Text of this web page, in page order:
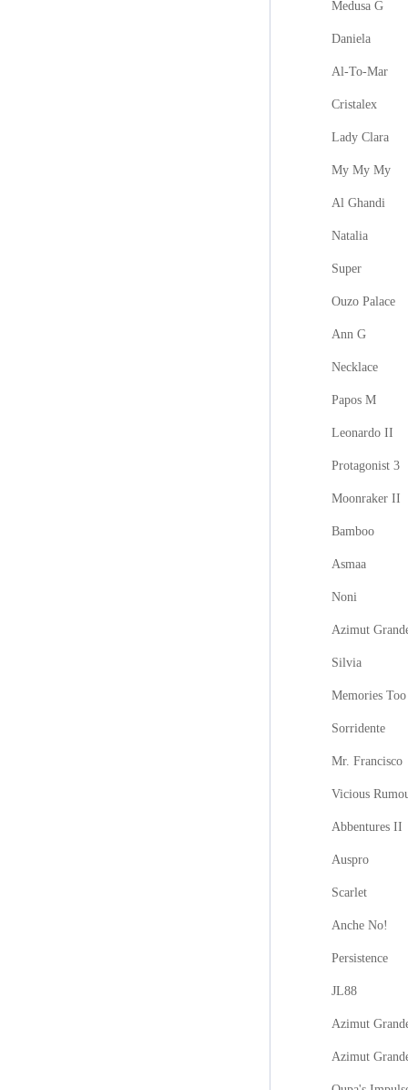
Medusa G
Daniela
Al-To-Mar
Cristalex
Lady Clara
My My My
Al Ghandi
Natalia
Super
Ouzo Palace
Ann G
Necklace
Papos M
Leonardo II
Protagonist 3
Moonraker II
Bamboo
Asmaa
Noni
Azimut
Silvia
Memories Too
Sorridente
Mr. Francisco
Vicious
Abbentures II
Auspro
Scarlet
Anche No!
Persistence
JL88
Azimut
Azimut